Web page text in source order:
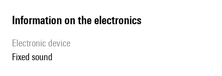
Information on the electronics
Electronic device
fixed sound